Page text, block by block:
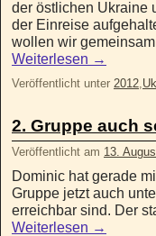
der östlichen Ukraine
der Einreise
wollen wir
Weiterlesen →
Veröffentlicht unter 2012,
2. Gruppe auch
Veröffentlicht am 13.
Dominic hat gerade
Gruppe jetzt auch
erreichbar sind. Der
Weiterlesen →